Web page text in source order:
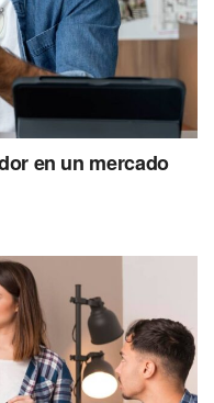
en un mercado